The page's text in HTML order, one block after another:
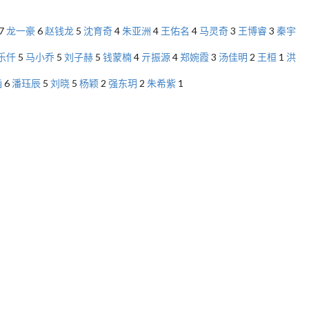
龙一豪6赵钱龙 5 沈育奇4朱亚洲 4 王佑名 4马灵奇3 王博睿3 秦宇
仟 5 马小乔 5 刘子赫 5 钱蒙楠4 亓振源4郑婉霞 3 汤佳明 2 王桓 1 洪
6潘珏辰 5 刘晓 5 杨颖 2 强东玥 2 朱希紫 1